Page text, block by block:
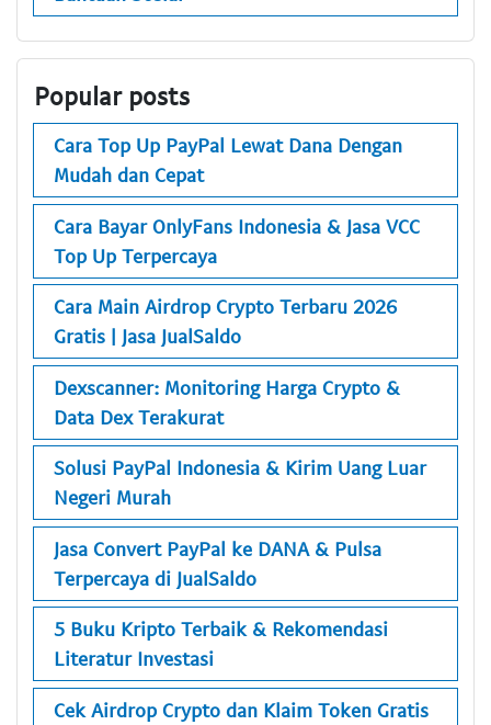
Popular posts
Cara Top Up PayPal Lewat Dana Dengan
Mudah dan Cepat
Cara Bayar OnlyFans Indonesia & Jasa VCC
Top Up Terpercaya
Cara Main Airdrop Crypto Terbaru 2026
Gratis | Jasa JualSaldo
Dexscanner: Monitoring Harga Crypto &
Data Dex Terakurat
Solusi PayPal Indonesia & Kirim Uang Luar
Negeri Murah
Jasa Convert PayPal ke DANA & Pulsa
Terpercaya di JualSaldo
5 Buku Kripto Terbaik & Rekomendasi
Literatur Investasi
Cek Airdrop Crypto dan Klaim Token Gratis